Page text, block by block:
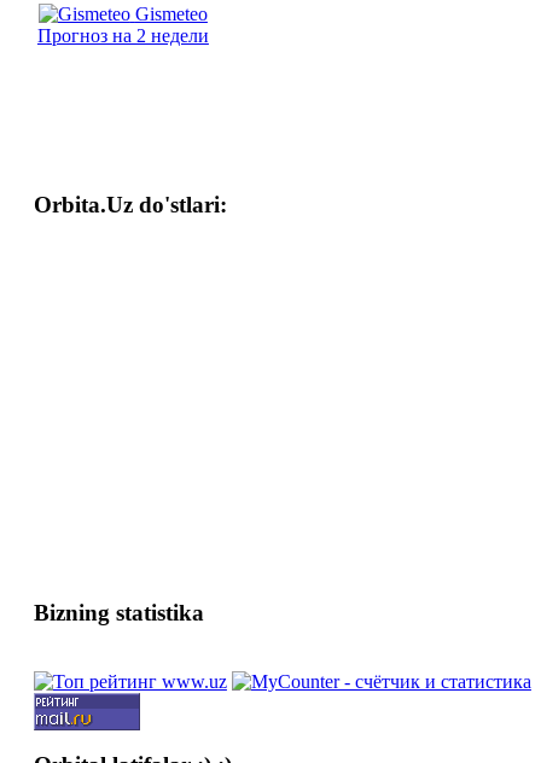
Gismeteo
Прогноз на 2 недели
Orbita.Uz do'stlari:
Bizning statistika